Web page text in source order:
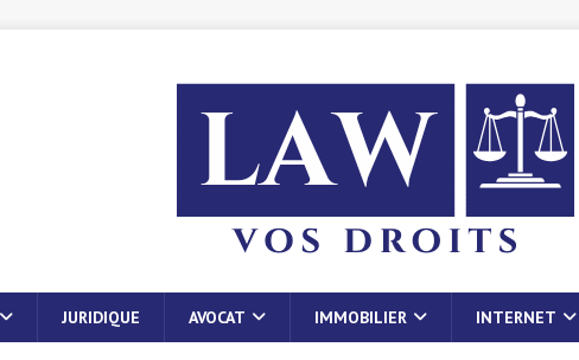
JURIDIQUE AVOCAT IMMOBILIER INTERNET